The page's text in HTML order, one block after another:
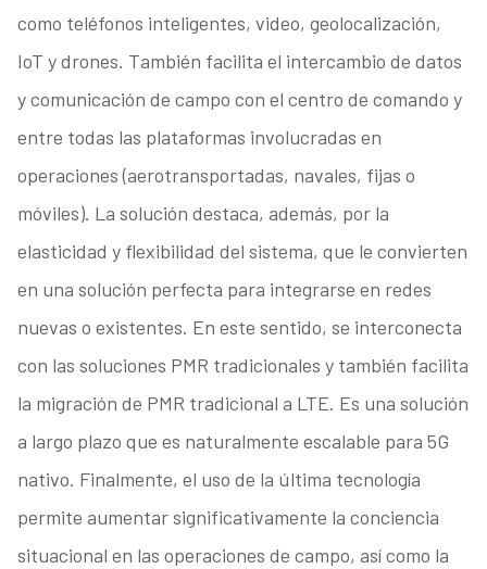
como teléfonos inteligentes, video, geolocalización,
IoT y drones. También facilita el intercambio de datos
y comunicación de campo con el centro de comando y
entre todas las plataformas involucradas en
operaciones (aerotransportadas, navales, fijas o
móviles). La solución destaca, además, por la
elasticidad y flexibilidad del sistema, que le convierten
en una solución perfecta para integrarse en redes
nuevas o existentes. En este sentido, se interconecta
con las soluciones PMR tradicionales y también facilita
la migración de PMR tradicional a LTE. Es una solución
a largo plazo que es naturalmente escalable para 5G
nativo. Finalmente, el uso de la última tecnología
permite aumentar significativamente la conciencia
situacional en las operaciones de campo, así como la